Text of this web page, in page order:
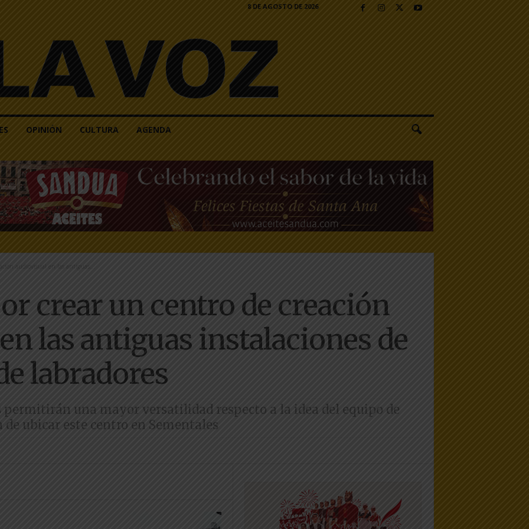
8 DE AGOSTO DE 2026
OPINIÓN CULTURA AGENDA
audiovisual en las antiguas...
crear un centro de creación
las antiguas instalaciones de
labradores
permitirán una mayor versatilidad respecto a la idea del equipo de
ubicar este centro en Sementales